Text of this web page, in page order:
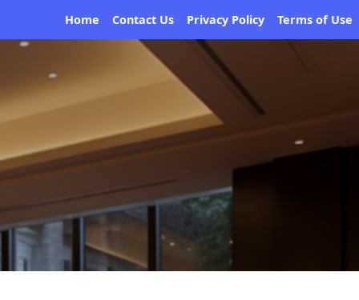
Home Contact Us Privacy Policy Terms of Use